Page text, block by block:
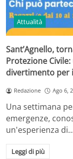
Attualità
Sant’Agnello,
Protezione
divertimento per
Redazione Ago 6,
Una settimana
emergenze,
un'esperienza
Leggi di più